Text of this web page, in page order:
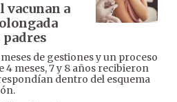
vacunan a
padres
de gestiones y un proceso
4 meses, 7 y 8 años recibieron
dentro del esquema